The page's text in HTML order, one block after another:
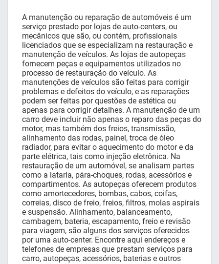
A manutenção ou reparação de automóveis é um
serviço prestado por lojas de auto-centers, ou
mecânicos que são, ou contém, profissionais
licenciados que se especializam na restauração e
manutenção de veículos. As lojas de autopeças
fornecem peças e equipamentos utilizados no
processo de restauração do veículo. As
manutenções de veículos são feitas para corrigir
problemas e defeitos do veículo, e as reparações
podem ser feitas por questões de estética ou
apenas para corrigir detalhes. A manutenção de um
carro deve incluir não apenas o reparo das peças do
motor, mas também dos freios, transmissão,
alinhamento das rodas, painel, troca de óleo
radiador, para evitar o aquecimento do motor e da
parte elétrica, tais como injeção eletrônica. Na
restauração de um automóvel, se analisam partes
como a lataria, pára-choques, rodas, acessórios e
compartimentos. As autopeças oferecem produtos
como amortecedores, bombas, cabos, coifas,
correias, disco de freio, freios, filtros, molas aspirais
e suspensão. Alinhamento, balanceamento,
cambagem, bateria, escapamento, freio e revisão
para viagem, são alguns dos serviços oferecidos
por uma auto-center. Encontre aqui endereços e
telefones de empresas que prestam serviços para
carro, autopeças, acessórios, baterias e outros